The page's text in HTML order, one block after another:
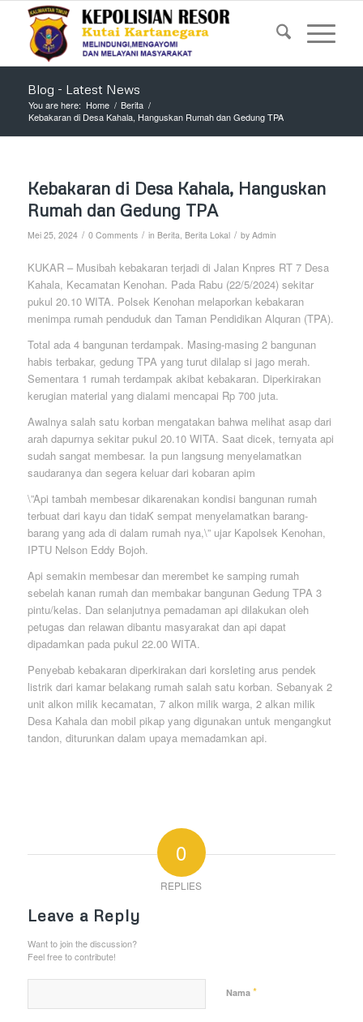
Blog - Latest News
You are here: Home / Berita /
Kebakaran di Desa Kahala, Hanguskan Rumah dan Gedung TPA
Kebakaran di Desa Kahala, Hanguskan
Rumah dan Gedung TPA
Mei 25, 2024 / 0 Comments / in Berita, Berita Lokal / by Admin
KUKAR – Musibah kebakaran terjadi di Jalan Knpres RT 7 Desa
Kahala, Kecamatan Kenohan. Pada Rabu (22/5/2024) sekitar
pukul 20.10 WITA. Polsek Kenohan melaporkan kebakaran
menimpa rumah penduduk dan Taman Pendidikan Alquran (TPA).
Total ada 4 bangunan terdampak. Masing-masing 2 bangunan
habis terbakar, gedung TPA yang turut dilalap si jago merah.
Sementara 1 rumah terdampak akibat kebakaran. Diperkirakan
kerugian material yang dialami mencapai Rp 700 juta.
Awalnya salah satu korban mengatakan bahwa melihat asap dari
arah dapurnya sekitar pukul 20.10 WITA. Saat dicek, ternyata api
sudah sangat membesar. Ia pun langsung menyelamatkan
saudaranya dan segera keluar dari kobaran apim
\”Api tambah membesar dikarenakan kondisi bangunan rumah
terbuat dari kayu dan tidaK sempat menyelamatkan barang-
barang yang ada di dalam rumah nya,\” ujar Kapolsek Kenohan,
IPTU Nelson Eddy Bojoh.
Api semakin membesar dan merembet ke samping rumah
sebelah kanan rumah dan membakar bangunan Gedung TPA 3
pintu/kelas. Dan selanjutnya pemadaman api dilakukan oleh
petugas dan relawan dibantu masyarakat dan api dapat
dipadamkan pada pukul 22.00 WITA.
Penyebab kebakaran diperkirakan dari korsleting arus pendek
listrik dari kamar belakang rumah salah satu korban. Sebanyak 2
unit alkon milik kecamatan, 7 alkon milik warga, 2 alkan milik
Desa Kahala dan mobil pikap yang digunakan untuk mengangkut
tandon, diturunkan dalam upaya memadamkan api.
0
REPLIES
Leave a Reply
Want to join the discussion?
Feel free to contribute!
Nama *